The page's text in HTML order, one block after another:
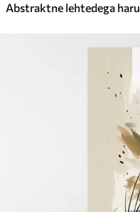
Abstraktne lehtedega haru